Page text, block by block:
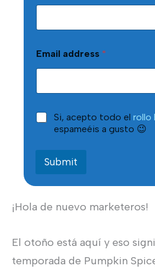
Email address *
C
i
l
a
d
e
i
Si, acepto todo el rollo
espameéis a gusto 😉
Submit
¡Hola de nuevo marketeros!
El otoño está aquí y eso
temporada de Pumpkin